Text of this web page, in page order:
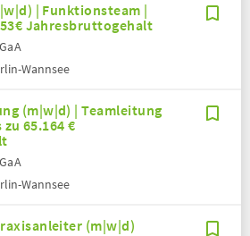
| Funktionsteam |
Jahresbruttogehalt
Wannsee
(m|w|d) | Teamleitung
65.164 €
Wannsee
(m|w|d)